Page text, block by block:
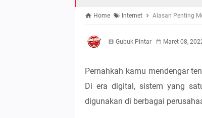
Home Internet Alasan Penting
Gubuk Pintar Maret 08,
Pernahkah kamu mendengar
Di era digital, sistem yang
digunakan di berbagai